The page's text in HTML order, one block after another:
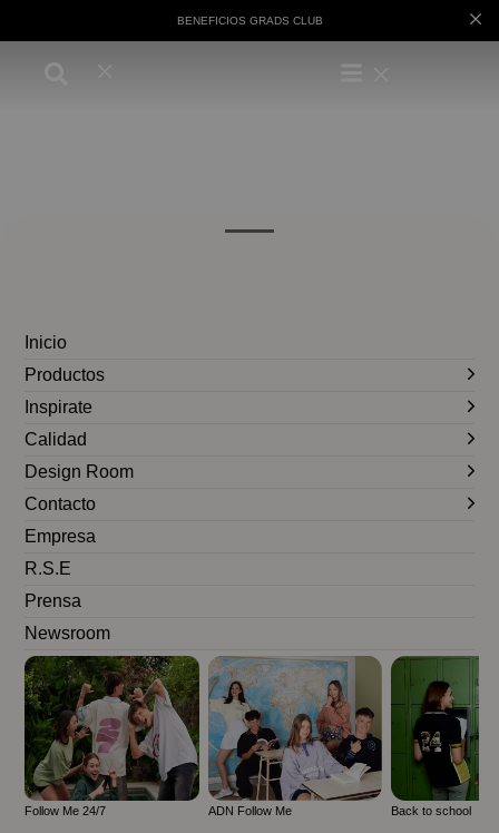
BENEFICIOS GRADS CLUB
Inicio
Productos
Inspirate
Calidad
Design Room
Contacto
Empresa
R.S.E
Prensa
Newsroom
Follow Me 24/7 ADN Follow Me Back to school